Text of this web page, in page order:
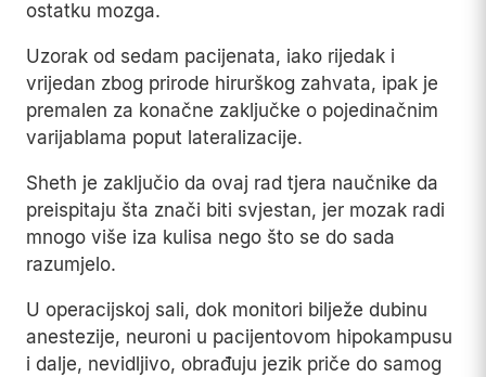
ostatku mozga.
Uzorak od sedam pacijenata, iako rijedak i
vrijedan zbog prirode hirurškog zahvata, ipak je
premalen za konačne zaključke o pojedinačnim
varijablama poput lateralizacije.
Sheth je zaključio da ovaj rad tjera naučnike da
preispitaju šta znači biti svjestan, jer mozak radi
mnogo više iza kulisa nego što se do sada
razumjelo.
U operacijskoj sali, dok monitori bilježe dubinu
anestezije, neuroni u pacijentovom hipokampusu
i dalje, nevidljivo, obrađuju jezik priče do samog